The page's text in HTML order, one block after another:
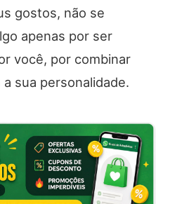
gostos, não se
apenas por ser
você, por combinar
sua personalidade.